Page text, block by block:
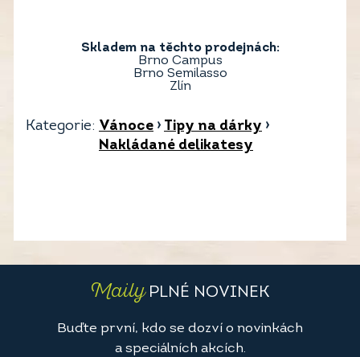
Skladem na těchto prodejnách:
Brno Campus
Brno Semilasso
Zlín
Kategorie: Vánoce › Tipy na dárky ›
Nakládané delikatesy
MailyPLNÉ NOVINEK
Buďte první, kdo se dozví o novinkách
a speciálních akcích.